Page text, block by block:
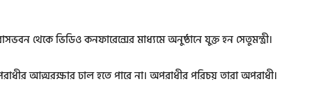
থেকে ভিডিও কনফারেন্সের মাধ্যমে অনুষ্ঠানে যুক্ত হন সেতুমন্ত্রী।
আত্মরক্ষার ঢাল হতে পারে না। অপরাধীর পরিচয় তারা অপরাধী।